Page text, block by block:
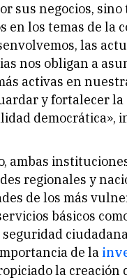
sus negocios,
en los temas de la
las
nos obligan a
activas en
y fortalecer la
democrática»,
ambas
regionales y
de los más
básicos
de la
la creación